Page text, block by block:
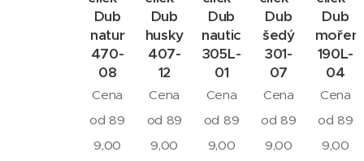
Dub
natur
470-
08
Cena
od89
9,00
Dub
husky
407-
12
Cena
od 89
9,00
Dub
nautic
305L-
01
Cena
od 89
9,00
Dub
šedý
301-
07
Cena
od89
9,00
Dub
190L-
04
Cena
od89
9,00